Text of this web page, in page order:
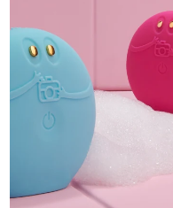
Macau, RAE da
China
Malásia
México